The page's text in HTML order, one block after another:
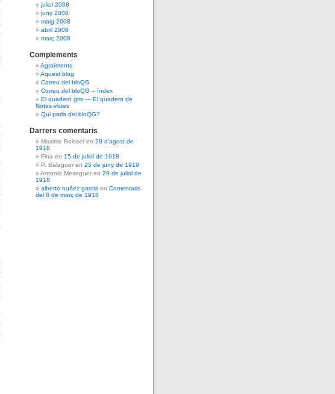
juliol 2008
juny 2008
maig 2008
abril 2008
març 2008
Complements
Agraïments
Aquest blog
Correu del bloQG
Correu del bloQG – índex
El quadern gris — El quadern de
Notes vistes
Qui parla del bloQG?
Darrers comentaris
Maxime Boisset en 28 d’agost de
1918
Fina en 15 de juliol de 1918
P. Balaguer en 25 de juny de 1919
Antonio Meseguer en 29 de juliol de
1918
alberto nuñez garcia en Comentaris
del 8 de març de 1918